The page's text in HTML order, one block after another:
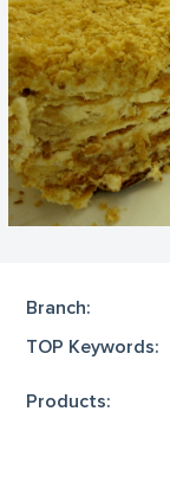
Branch:
TOP Keywords:
Products: